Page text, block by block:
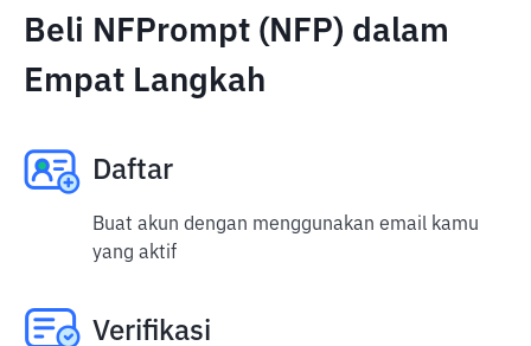
Beli NFPrompt (NFP) dalam
Empat Langkah
Daftar
Buat akun dengan menggunakan email kamu
yang aktif
Verifikasi